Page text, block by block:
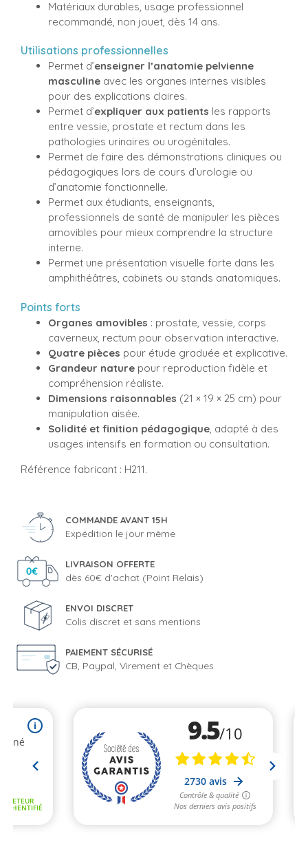
Matériaux durables, usage professionnel
recommandé, non jouet, dès 14 ans.
Utilisations professionnelles
Permet d’enseigner l’anatomie pelvienne
masculine avec les organes internes visibles
pour des explications claires.
Permet d’expliquer aux patients les rapports
entre vessie, prostate et rectum dans les
pathologies urinaires ou urogénitales.
Permet de faire des démonstrations cliniques ou
pédagogiques lors de cours d’urologie ou
d’anatomie fonctionnelle.
Permet aux étudiants, enseignants,
professionnels de santé de manipuler les pièces
amovibles pour mieux comprendre la structure
interne.
Permet une présentation visuelle forte dans les
amphithéâtres, cabinets ou stands anatomiques.
Points forts
Organes amovibles : prostate, vessie, corps
caverneux, rectum pour observation interactive.
Quatre pièces pour étude graduée et explicative.
Grandeur nature pour reproduction fidèle et
compréhension réaliste.
Dimensions raisonnables (21 × 19 × 25 cm) pour
manipulation aisée.
Solidité et finition pédagogique , adapté à des
usages intensifs en formation ou consultation.
Référence fabricant : H211.
COMMANDE AVANT 15H
Expédition le jour même
LIVRAISON OFFERTE
dès 60€ d'achat (Point Relais)
ENVOI DISCRET
Colis discret et sans mentions
PAIEMENT SÉCURISÉ
CB, Paypal, Virement et Chèques